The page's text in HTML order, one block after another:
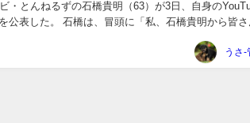
・とんねるずの石橋貴明（63）が3日、自身の
公表した。 石橋は、冒頭に「私、石橋貴明から皆さ
うさ-